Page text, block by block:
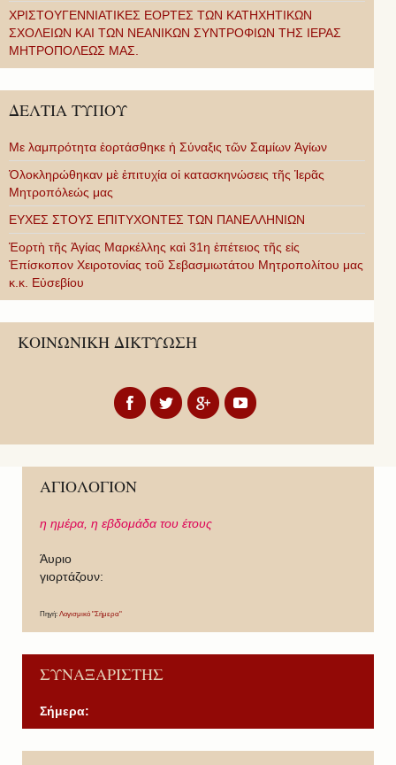
ΧΡΙΣΤΟΥΓΕΝΝΙΑΤΙΚΕΣ ΕΟΡΤΕΣ ΤΩΝ ΚΑΤΗΧΗΤΙΚΩΝ
ΣΧΟΛΕΙΩΝ ΚΑΙ ΤΩΝ ΝΕΑΝΙΚΩΝ ΣΥΝΤΡΟΦΙΩΝ ΤΗΣ ΙΕΡΑΣ
ΜΗΤΡΟΠΟΛΕΩΣ ΜΑΣ.
ΔΕΛΤΙΑ ΤΥΠΟΥ
Με λαμπρότητα ἑορτάσθηκε ἡ Σύναξις τῶν Σαμίων Ἁγίων
Ὁλοκληρώθηκαν μὲ ἐπιτυχία οἱ κατασκηνώσεις τῆς Ἱερᾶς
Μητροπόλεώς μας
ΕΥΧΕΣ ΣΤΟΥΣ ΕΠΙΤΥΧΟΝΤΕΣ ΤΩΝ ΠΑΝΕΛΛΗΝΙΩΝ
Ἑορτὴ τῆς Ἁγίας Μαρκέλλης καὶ 31η ἐπέτειος τῆς εἰς
Ἐπίσκοπον Χειροτονίας τοῦ Σεβασμιωτάτου Μητροπολίτου μας
κ.κ. Εὐσεβίου
ΚΟΙΝΩΝΙΚΗ ΔΙΚΤΥΩΣΗ
ΑΓΙΟΛΟΓΙΟΝ
η ημέρα, η εβδομάδα του έτους
Άυριο
γιορτάζουν:
Πηγή: Λογισμικό "Σήμερα"
ΣΥΝΑΞΑΡΙΣΤΗΣ
Σήμερα:
P PN N